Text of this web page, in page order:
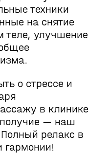
техники
на снятие
теле, улучшение
о стрессе и
в клинике
— наш
релакс в
гармонии!